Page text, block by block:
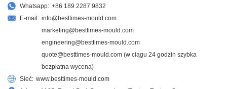
Whatsapp: +86 189 2287 9832
E-mail: info@besttimes-mould.com
marketing@besttimes-mould.com
engineering@besttimes-mould.com
quote@besttimes-mould.com (w ciągu 24 godzin szybka
bezpłatna wycena)
Sieć: www.besttimes-mould.com